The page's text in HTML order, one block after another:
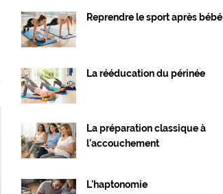
Reprendre le sport après bébé
La rééducation du périnée
La préparation classique à
l'accouchement
L'haptonomie